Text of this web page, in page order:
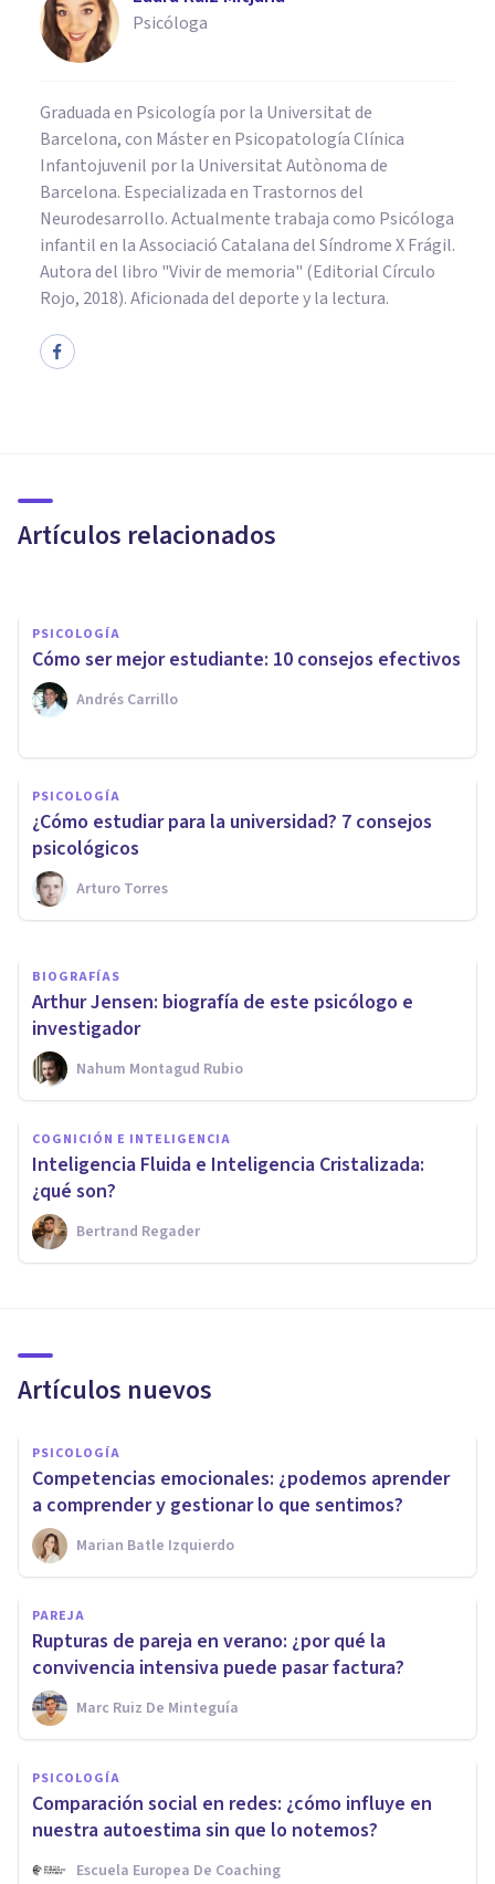
Psicóloga
Graduada en Psicología por la Universitat de
Barcelona, con Máster en Psicopatología Clínica
Infantojuvenil por la Universitat Autònoma de
Barcelona. Especializada en Trastornos del
Neurodesarrollo. Actualmente trabaja como Psicóloga
infantil en la Associació Catalana del Síndrome X Frágil.
Autora del libro "Vivir de memoria" (Editorial Círculo
Rojo, 2018). Aficionada del deporte y la lectura.
Artículos relacionados
memoria?
PSICOLOGÍA
Cómo ser mejor estudiante: 10 consejos efectivos
Andrés Carrillo
PSICOLOGÍA
¿Cómo estudiar para la universidad? 7 consejos
psicológicos
Arturo Torres
La teoría cognitiva del
aprendizaje multimedia: qué
es y qué propone
Nahum Montagud Rubio
BIOGRAFÍAS
Arthur Jensen: biografía de este psicólogo e
investigador
Nahum Montagud Rubio
COGNICIÓN E INTELIGENCIA
Inteligencia Fluida e Inteligencia Cristalizada:
¿qué son?
Bertrand Regader
Artículos nuevos
PSICOLOGÍA
Competencias emocionales: ¿podemos aprender
a comprender y gestionar lo que sentimos?
Marian Batle Izquierdo
PAREJA
Rupturas de pareja en verano: ¿por qué la
convivencia intensiva puede pasar factura?
Marc Ruiz De Minteguía
PSICOLOGÍA
Comparación social en redes: ¿cómo influye en
nuestra autoestima sin que lo notemos?
Escuela Europea De Coaching